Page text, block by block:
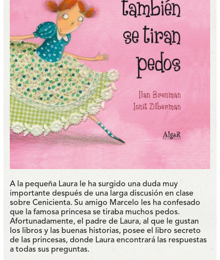
A la pequeña Laura le ha surgido una duda muy
importante después de una larga discusión en clase
sobre Cenicienta. Su amigo Marcelo les ha confesado
que la famosa princesa se tiraba muchos pedos.
Afortunadamente, el padre de Laura, al que le gustan
los libros y las buenas historias, posee el libro secreto
de las princesas, donde Laura encontrará las respuestas
a todas sus preguntas.